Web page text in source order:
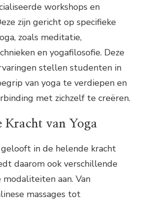
workshops en
zijn gericht op specifieke
zoals meditatie,
en yogafilosofie. Deze
stellen studenten in
van yoga te verdiepen en
met zichzelf te creëren.
Kracht van Yoga
gelooft in de helende kracht
daarom ook verschillende
aan. Van
massages tot